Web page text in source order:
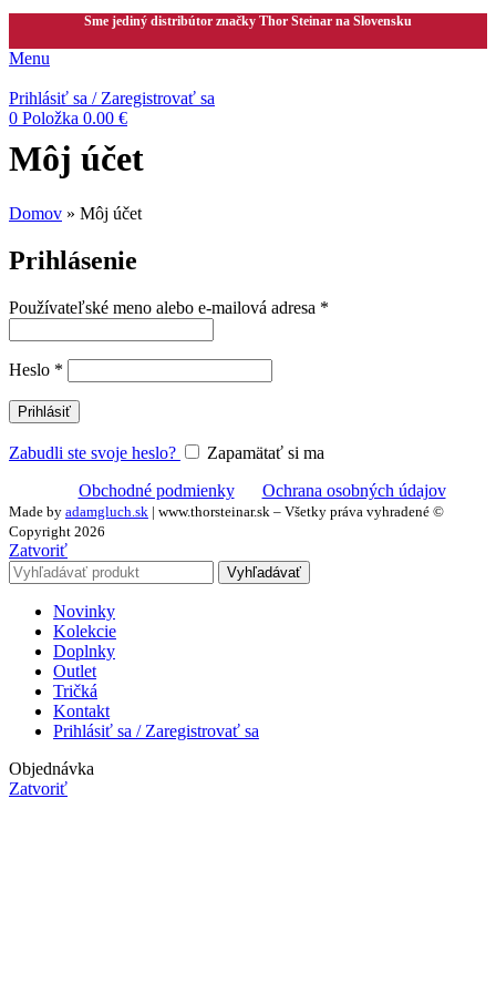
Sme jediný distribútor značky Thor Steinar na Slovensku
Menu
Prihlásiť sa / Zaregistrovať sa
0 Položka 0.00 €
Môj účet
Domov » Môj účet
Prihlásenie
Používateľské meno alebo e-mailová adresa *
Heslo *
Prihlásiť
Zabudli ste svoje heslo?
Zapamätať si ma
Obchodné podmienky
Ochrana osobných údajov
Made by adamgluch.sk | www.thorsteinar.sk – Všetky práva vyhradené ©
Copyright 2026
Zatvoriť
Vyhľadávať
Novinky
Kolekcie
Doplnky
Outlet
Tričká
Kontakt
Prihlásiť sa / Zaregistrovať sa
Objednávka
Zatvoriť